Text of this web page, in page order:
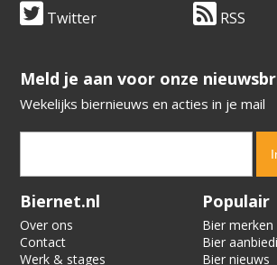
Twitter RSS
​​​​​​​Meld je aan voor onze
Wekelijks biernieuws en acties in je mail
Verification code:
Biernet.nl
Over ons
Contact
Werk & stages
Populair
Bier merken
Bier
Bier nieuws